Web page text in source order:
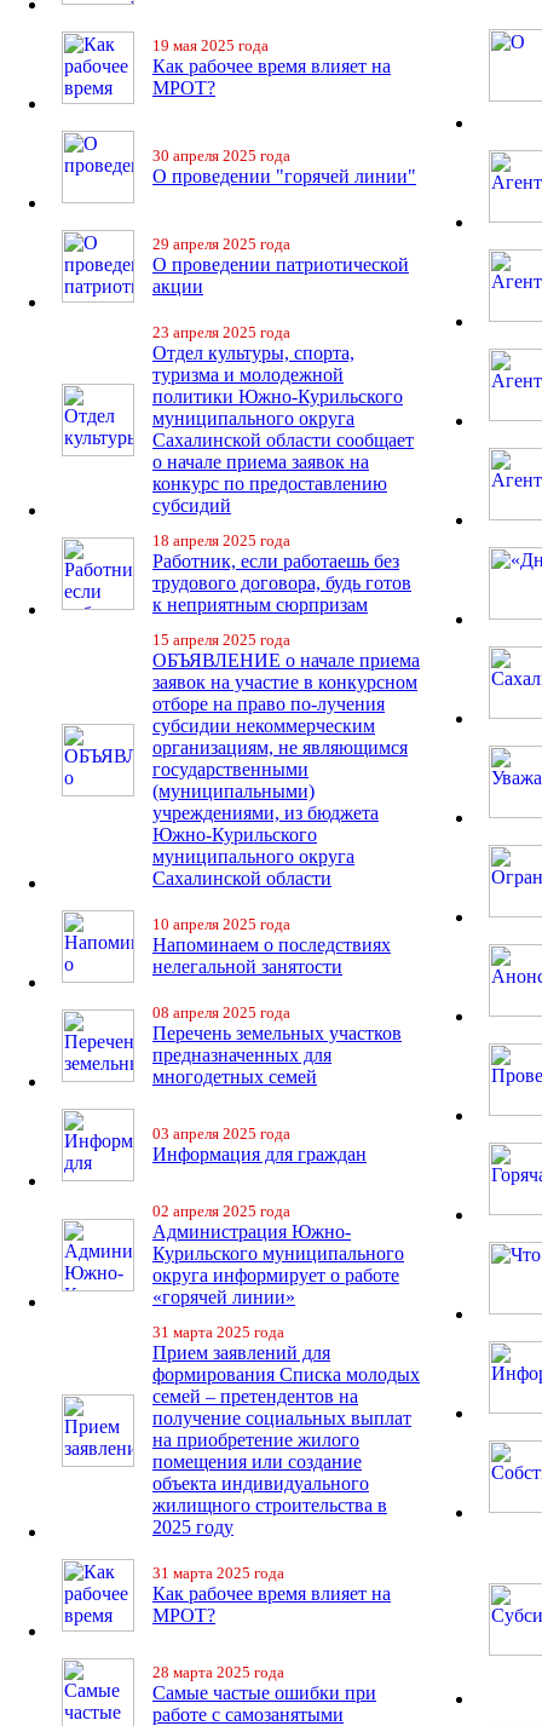
19 мая 2025 года
Как рабочее время влияет на
МРОТ?
30 апреля 2025 года
О проведении "горячей линии"
29 апреля 2025 года
О проведении патриотической
акции
23 апреля 2025 года
Отдел культуры, спорта,
туризма и молодежной
политики Южно-Курильского
муниципального округа
Сахалинской области сообщает
о начале приема заявок на
конкурс по предоставлению
субсидий
18 апреля 2025 года
Работник, если работаешь без
трудового договора, будь готов
к неприятным сюрпризам
15 апреля 2025 года
ОБЪЯВЛЕНИЕ о начале приема
заявок на участие в конкурсном
отборе на право по-лучения
субсидии некоммерческим
организациям, не являющимся
государственными
(муниципальными)
учреждениями, из бюджета
Южно-Курильского
муниципального округа
Сахалинской области
10 апреля 2025 года
Напоминаем о последствиях
нелегальной занятости
08 апреля 2025 года
Перечень земельных участков
предназначенных для
многодетных семей
03 апреля 2025 года
Информация для граждан
02 апреля 2025 года
Администрация Южно-
Курильского муниципального
округа информирует о работе
«горячей линии»
31 марта 2025 года
Прием заявлений для
формирования Списка молодых
семей – претендентов на
получение социальных выплат
на приобретение жилого
помещения или создание
объекта индивидуального
жилищного строительства в
2025 году
31 марта 2025 года
Как рабочее время влияет на
МРОТ?
28 марта 2025 года
Самые частые ошибки при
работе с самозанятыми